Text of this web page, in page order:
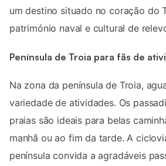
um destino situado no coração do
património naval e cultural de
Península de Troia para fãs de
Na zona da península de Troia,
variedade de atividades. Os
praias são ideais para belas
manhã ou ao fim da tarde. A
península convida a agradáveis